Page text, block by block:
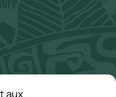
aux